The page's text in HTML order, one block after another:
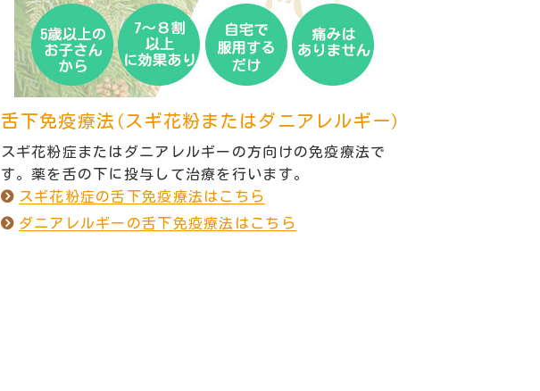
舌下免疫療法 （スギ花粉またはダニアレルギー）
スギ花粉症またはダニアレルギーの方向けの免疫療法で
す。薬を舌の下に投与して治療を行います。
スギ花粉症の舌下免疫療法はこちら
ダニアレルギーの舌下免疫療法はこちら